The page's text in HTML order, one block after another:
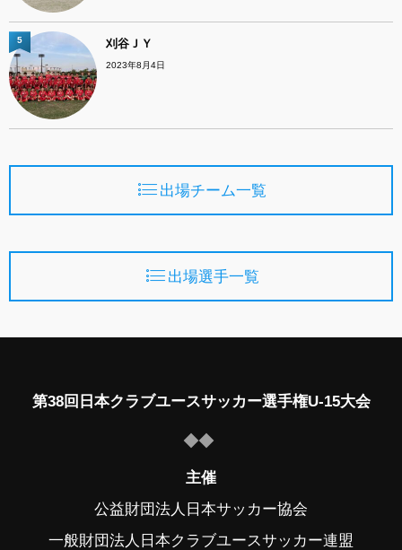
刈谷ＪＹ
2023年8月4日
5
出場チーム一覧
出場選手一覧
第38回日本クラブユースサッカー選手権U-15大会
主催
公益財団法人日本サッカー協会
一般財団法人日本クラブユースサッカー連盟